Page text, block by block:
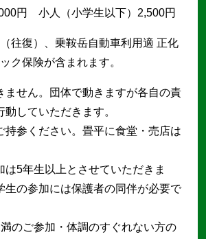
円 小人（小学生以下）2,500円
往復）、乗鞍岳自動車利用適 正化
ク保険が含まれます。
ません。団体で動きますが各自の責
動していただきます。
持参ください。畳平に食堂・売店は
は5年生以上とさせていただきま
生の参加には保護者の同伴が必要で
のご参加・体調のすぐれない方の